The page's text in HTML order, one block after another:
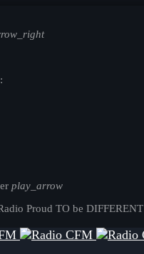
play_arrow
Proud TO be DIFFERENT